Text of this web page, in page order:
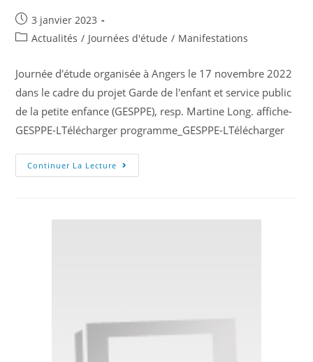
3 janvier 2023
Actualités / Journées d'étude / Manifestations
Journée d'étude organisée à Angers le 17 novembre 2022
dans le cadre du projet Garde de l'enfant et service public
de la petite enfance (GESPPE), resp. Martine Long. affiche-
GESPPE-LTélécharger programme_GESPPE-LTélécharger
Continuer La Lecture